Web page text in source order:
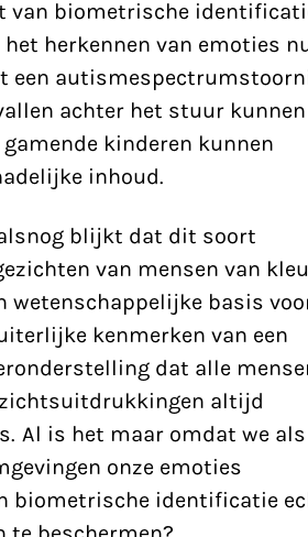
van biometrische
herkennen van emoties
een
achter het stuur kunnen
kinderen kunnen
inhoud.
blijkt dat dit soort
van mensen van
wetenschappelijke basis
kenmerken van een
dat alle
altijd
Al is het maar omdat we als
onze emoties
biometrische identificatie